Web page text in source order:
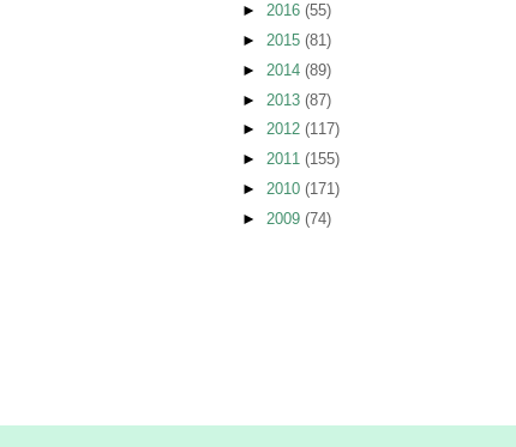
► 2016 (55)
► 2015 (81)
► 2014 (89)
► 2013 (87)
► 2012 (117)
► 2011 (155)
► 2010 (171)
► 2009 (74)